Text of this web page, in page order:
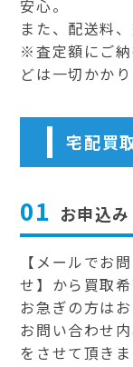
安心。
また、配送料
※査定額にご
どは一切かかり
宅配買
01 お申込み
【メールでお
せ】から買取
お急ぎの方は
お問い合わせ
をさせて頂きま